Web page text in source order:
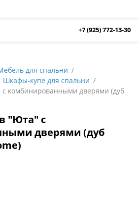
+7 (925) 772-13-30
для спальни
Шкафы-купе для спальни
комбинированными дверями (дуб
"Юта" с
дверями (дуб